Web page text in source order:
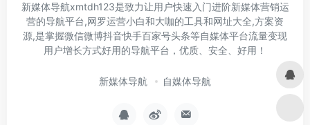
新媒体导航xmtdh123是致力让用户快速入门进阶新媒体营销运
营的导航平台,网罗运营小白和大咖的工具和网址大全,方案资
源,是掌握微信微博抖音快手百家号头条等自媒体平台流量变现
用户增长方式好用的导航平台，优质、安全、好用！
新媒体导航 自媒体导航